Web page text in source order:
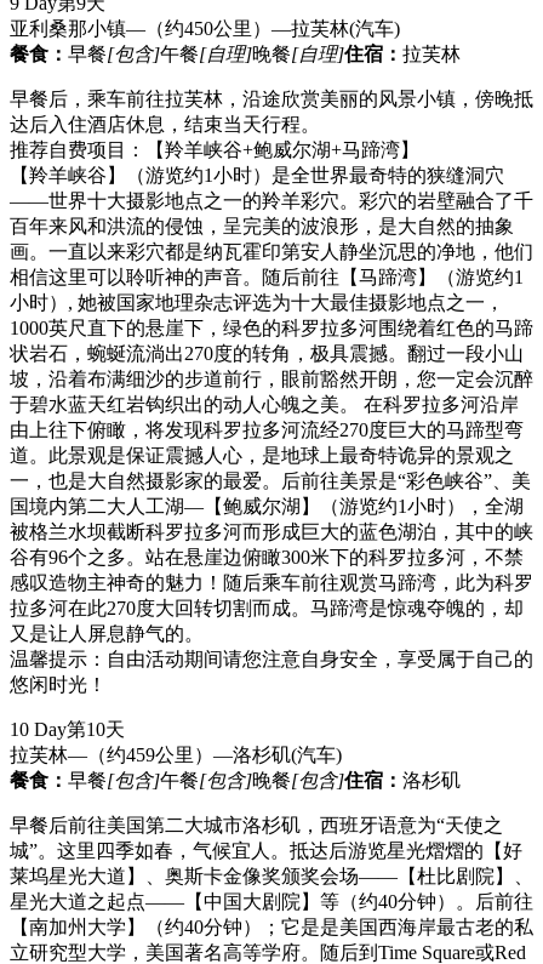
亚利桑那小镇—（约450公里）—拉芙林(汽车)
餐食： 早餐[包含]午餐[自理]晚餐[自理]住宿： 拉芙林
早餐后，乘车前往拉芙林，沿途欣赏美丽的风景小镇，傍晚抵
达后入住酒店休息，结束当天行程。
推荐自费项目：【羚羊峡谷+鲍威尔湖+马蹄湾】
【羚羊峡谷】（游览约1小时）是全世界最奇特的狭缝洞穴
——世界十大摄影地点之一的羚羊彩穴。彩穴的岩壁融合了千
百年来风和洪流的侵蚀，呈完美的波浪形，是大自然的抽象
画。一直以来彩穴都是纳瓦霍印第安人静坐沉思的净地，他们
相信这里可以聆听神的声音。随后前往【马蹄湾】（游览约1
小时）, 她被国家地理杂志评选为十大最佳摄影地点之一，
1000英尺直下的悬崖下，绿色的科罗拉多河围绕着红色的马蹄
状岩石，蜿蜒流淌出270度的转角，极具震撼。翻过一段小山
坡，沿着布满细沙的步道前行，眼前豁然开朗，您一定会沉醉
于碧水蓝天红岩钩织出的动人心魄之美。 在科罗拉多河沿岸
由上往下俯瞰，将发现科罗拉多河流经270度巨大的马蹄型弯
道。此景观是保证震撼人心，是地球上最奇特诡异的景观之
一，也是大自然摄影家的最爱。后前往美景是“彩色峡谷”、美
国境内第二大人工湖—【鲍威尔湖】（游览约1小时），全湖
被格兰水坝截断科罗拉多河而形成巨大的蓝色湖泊，其中的峡
谷有96个之多。站在悬崖边俯瞰300米下的科罗拉多河，不禁
感叹造物主神奇的魅力！随后乘车前往观赏马蹄湾，此为科罗
拉多河在此270度大回转切割而成。马蹄湾是惊魂夺魄的，却
又是让人屏息静气的。
温馨提示：自由活动期间请您注意自身安全，享受属于自己的
悠闲时光！
10 Day第10天
拉芙林—（约459公里）—洛杉矶(汽车)
餐食： 早餐[包含]午餐[包含]晚餐[包含]住宿： 洛杉矶
早餐后前往美国第二大城市洛杉矶，西班牙语意为“天使之
城”。这里四季如春，气候宜人。抵达后游览星光熠熠的【好
莱坞星光大道】、奥斯卡金像奖颁奖会场——【杜比剧院】、
星光大道之起点——【中国大剧院】等（约40分钟）。后前往
【南加州大学】（约40分钟）；它是是美国西海岸最古老的私
立研究型大学，美国著名高等学府。随后到Time Square或Red